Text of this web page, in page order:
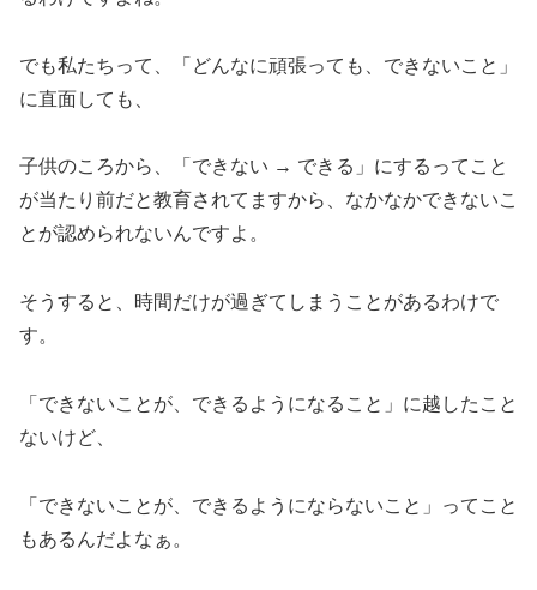
でも私たちって、「どんなに頑張っても、できないこと」
に直面しても、
子供のころから、「できない → できる」にするってこと
が当たり前だと教育されてますから、なかなかできないこ
とが認められないんですよ。
そうすると、時間だけが過ぎてしまうことがあるわけで
す。
「できないことが、できるようになること」に越したこと
ないけど、
「できないことが、できるようにならないこと」ってこと
もあるんだよなぁ。